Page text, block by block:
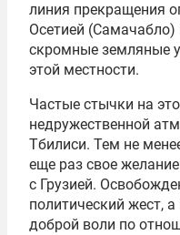
линия прекращения
Осетией (Самачабло)
скромные земляные
этой местности.
Частые стычки на
недружественной
Тбилиси. Тем не
еще раз свое
с Грузией.
политический жест,
доброй воли по